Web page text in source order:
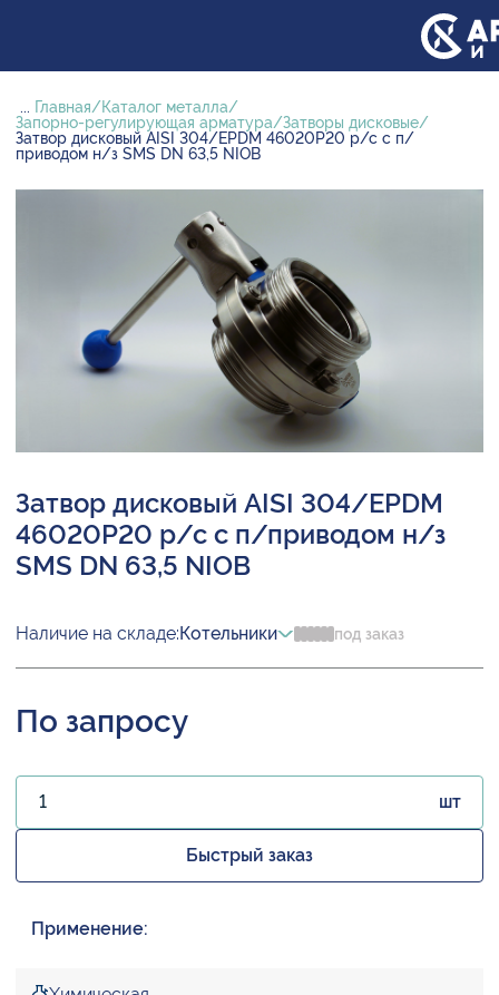
... Главная
Каталог металла
Запорно-регулирующая арматура
Затворы дисковые
Затвор дисковый AISI 304/EPDM 46020P20 р/с с п/
приводом н/з SMS DN 63,5 NIOB
Затвор дисковый AISI 304/EPDM
46020P20 р/с с п/приводом н/з
SMS DN 63,5 NIOB
Наличие на складе:Котельники под заказ
По запросу
шт
Быстрый заказ
Применение: